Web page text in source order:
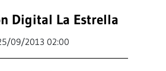
Digital La Estrella
09/2013 02:00